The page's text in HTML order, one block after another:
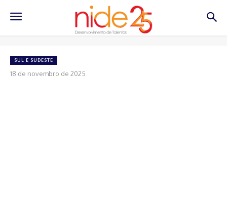
SUL E SUDESTE
18 de novembro de 2025